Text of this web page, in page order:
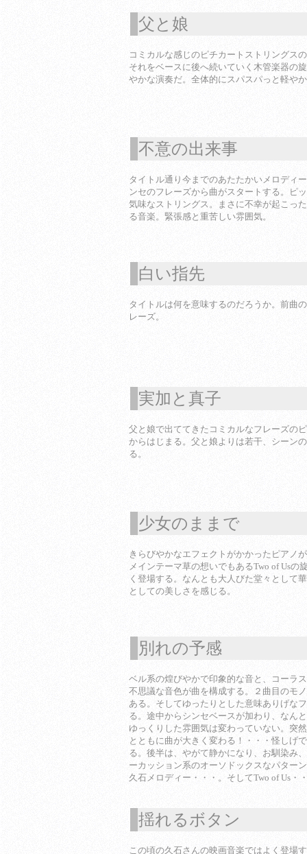
父と娘
コミカルな感じのピチカートストリングス
それをベースに後へ続いていく木管楽器の
やかな演奏だ。全体的にスパスパっと軽や
不意の出来事
タイトル通り今までのあたたかいメロディ
ンセのフレーズから曲がスタートする。ピ
気味なストリングス。まさに不幸が起こっ
る音楽。緊張感と重苦しい雰囲気。
白い指先
タイトルは何を意味するのだろうか。前曲
レーズ。
実加と真子
父と娘で出ててきたコミカルなフレーズの
からはじまる。父と娘よりは若干、シーン
る。
少女のままで
きらびやかなエフェクトがかかったピアノ
メインテーマ草の想いでもあるTwo of Usの
く登場する。なんとも大人びた堂々として
としての美しさを感じる。
別れの予感
ベル系の煌びやかで印象的な音と、コーラ
不思議な音色が曲を構成する。２曲目のモ
ある。そしてゆったりとした意味ありげな
る。途中からシンセベースが加わり、なん
ゆっくりした雰囲気は変わっていない。突
とともに曲が大きく変わる！・・・怪しげ
る。後半は、やがて静かになり、お馴染み
ーカッション系のオーソドックスなパター
久石メロディー・・・。そしてTwo of Us・
揺れるボタン
この頃の久石さんの映画音楽ではよく登場